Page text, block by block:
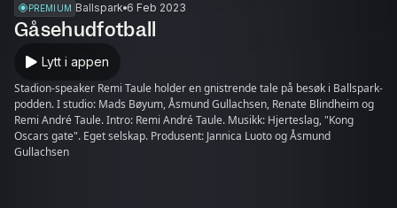
PREMIUM Ballspark 6 Feb 2023
Gåsehudfotball
Lytt i appen
Stadion-speaker Remi Taule holder en gnistrende tale på besøk i Ballspark-
podden. I studio: Mads Bøyum, Åsmund Gullachsen, Renate Blindheim og
Remi André Taule. Intro: Remi André Taule. Musikk: Hjerteslag, "Kong
Oscars gate". Eget selskap. Produsent: Jannica Luoto og Åsmund
Gullachsen